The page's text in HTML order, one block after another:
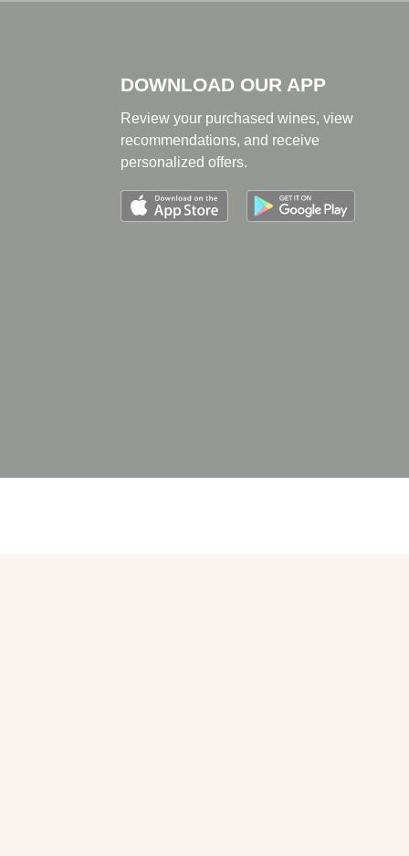
DOWNLOAD OUR APP
Review your purchased wines, view
recommendations, and receive
personalized offers.